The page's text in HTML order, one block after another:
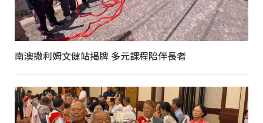
南澳撒利姆文健站揭牌 多元課程陪伴長者